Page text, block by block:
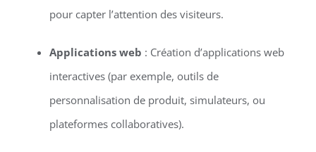
pour capter l’attention des visiteurs.
Applications web : Création d’applications web
interactives (par exemple, outils de
personnalisation de produit, simulateurs, ou
plateformes collaboratives).